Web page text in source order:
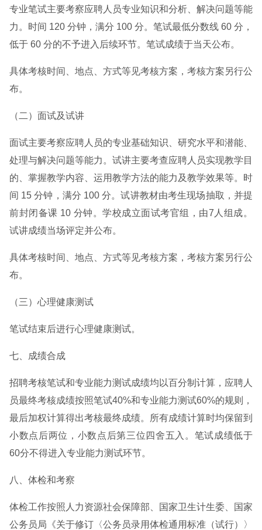
专业笔试主要考察应聘人员专业知识和分析、解决问题等能
力。时间 120 分钟，满分 100 分。笔试最低分数线 60 分，
低于 60 分的不予进入后续环节。笔试成绩于当天公布。
具体考核时间、地点、方式等见考核方案，考核方案另行公
布。
（二）面试及试讲
面试主要考察应聘人员的专业基础知识、研究水平和潜能、
处理与解决问题等能力。试讲主要考查应聘人员实现教学目
的、掌握教学内容、运用教学方法的能力及教学效果等。时
间 15 分钟，满分 100 分。试讲教材由考生现场抽取，并提
前封闭备课 10 分钟。学校成立面试考官组，由7人组成。
试讲成绩当场评定并公布。
具体考核时间、地点、方式等见考核方案，考核方案另行公
布。
（三）心理健康测试
笔试结束后进行心理健康测试。
七、成绩合成
招聘考核笔试和专业能力测试成绩均以百分制计算，应聘人
员最终考核成绩按照笔试40%和专业能力测试60%的规则，
最后加权计算得出考核最终成绩。所有成绩计算时均保留到
小数点后两位，小数点后第三位四舍五入。笔试成绩低于
60分不得进入专业能力测试环节。
八、体检和考察
体检工作按照人力资源社会保障部、国家卫生计生委、国家
公务员局《关于修订〈公务员录用体检通用标准（试行）〉